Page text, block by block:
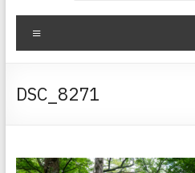
DSC_8271